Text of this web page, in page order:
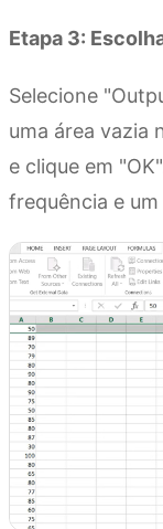
Etapa 3:
Selecione
uma área vazia
e clique em
frequência e